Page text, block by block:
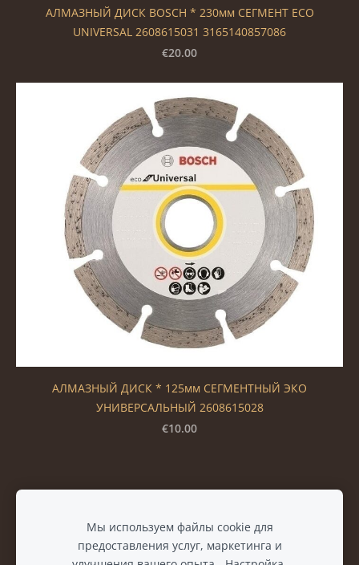
АЛМАЗНЫЙ ДИСК BOSCH * 230мм СЕГМЕНТ ECO
UNIVERSAL 2608615031 3165140857086
€20.00
АЛМАЗНЫЙ ДИСК * 125мм СЕГМЕНТНЫЙ ЭКО
УНИВЕРСАЛЬНЫЙ 2608615028
€10.00
Мы используем файлы cookie для
предоставления услуг, маркетинга и